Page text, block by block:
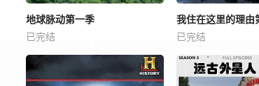
地球脉动第一季
已完结
我住在这里的理由
已完结